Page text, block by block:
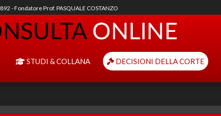
- Fondatore Prof. PASQUALE COSTANZO
STUDI & COLLANA DECISIONI DELLA CORTE